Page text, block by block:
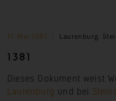
11. Mai 1381 Laurenburg
1381
Dieses Dokument weist
Laurenburg und bei